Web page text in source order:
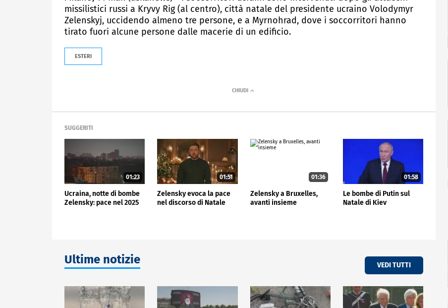
missilistici russi a Kryvy Rig (al centro), città natale del presidente ucraino Volodymyr
Zelenskyj, uccidendo almeno tre persone, e a Myrnohrad, dove i soccorritori hanno
tirato fuori alcune persone dalle macerie di un edificio.
ESTERI
SUGGERITI
01:23
Ucraina, notte di bombe
Zelensky: pace nel 2025
01:51
Zelensky evoca la pace
nel discorso di Natale
01:36
Zelensky a Bruxelles,
avanti insieme
01:58
Le bombe di Putin sul
Natale di Kiev
Ultime notizie VEDI TUTTI